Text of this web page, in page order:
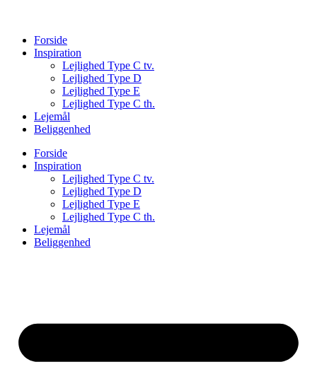
Forside
Inspiration
Lejlighed Type C tv.
Lejlighed Type D
Lejlighed Type E
Lejlighed Type C th.
Lejemål
Beliggenhed
Forside
Inspiration
Lejlighed Type C tv.
Lejlighed Type D
Lejlighed Type E
Lejlighed Type C th.
Lejemål
Beliggenhed